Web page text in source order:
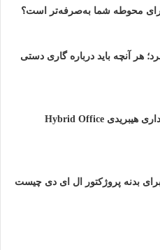
برای محوطه شما به‌صرفه‌تر است؟
هر آنچه باید درباره گاری دستی
آینده مبلمان اداری هیبریدی Hybrid Office
بدنه پروژکتور ال ای دی چیست